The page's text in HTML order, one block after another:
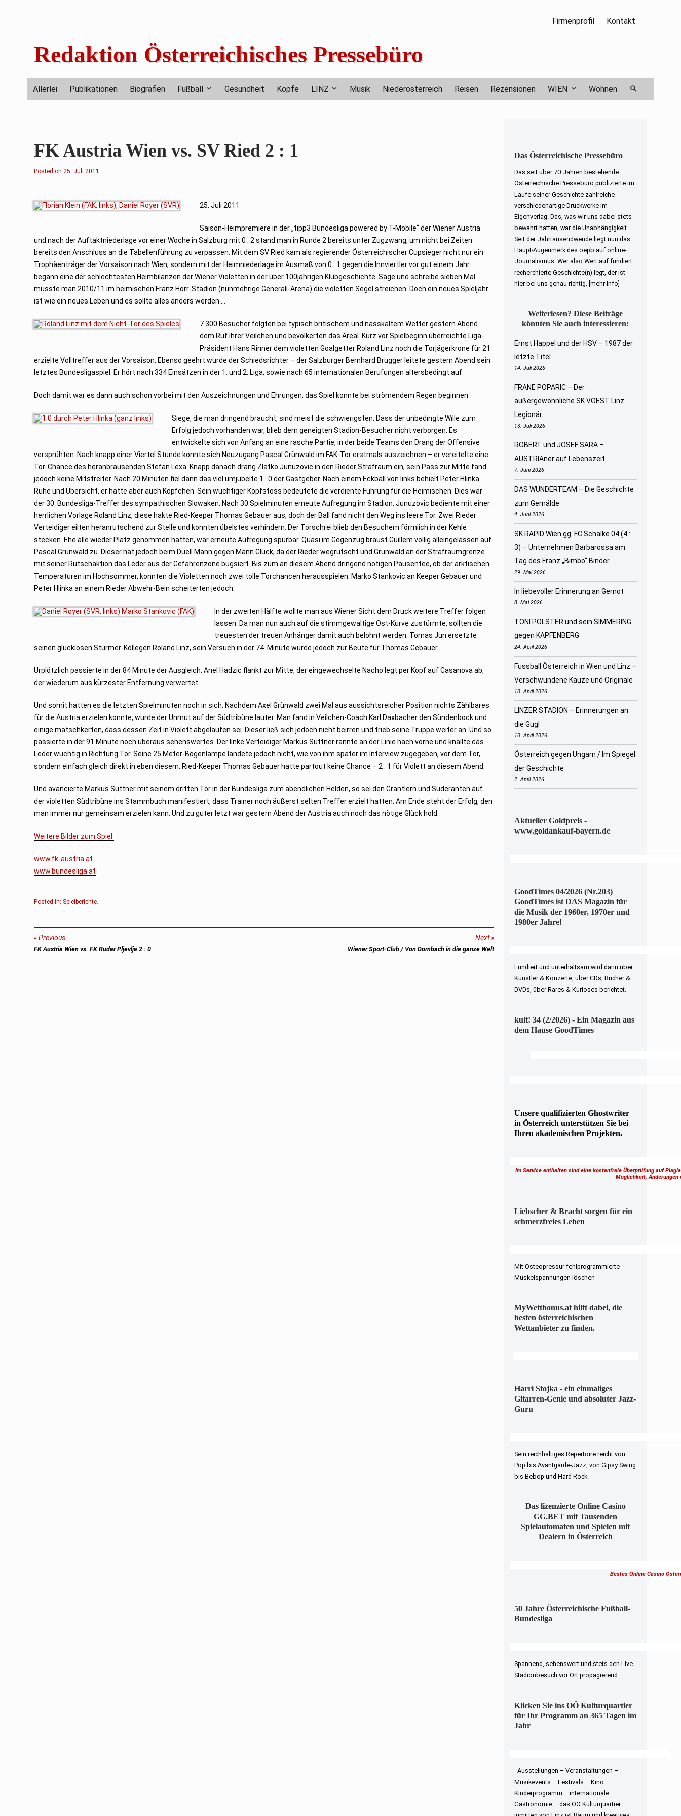
Firmenprofil Kontakt
Redaktion Österreichisches Pressebüro
Allerlei Publikationen Biografien Fußball Gesundheit Köpfe LINZ Musik Niederösterreich Reisen Rezensionen WIEN Wohnen
FK Austria Wien vs. SV Ried 2 : 1
Posted on 25. Juli 2011
25. Juli 2011
Saison-Heimpremiere in der „tipp3 Bundesliga powered by T-Mobile“ der Wiener Austria
und nach der Auftaktniederlage vor einer Woche in Salzburg mit 0 : 2 stand man in Runde 2 bereits unter Zugzwang, um nicht bei Zeiten
bereits den Anschluss an die Tabellenführung zu verpassen. Mit dem SV Ried kam als regierender Österreichischer Cupsieger nicht nur ein
Trophäenträger der Vorsaison nach Wien, sondern mit der Heimniederlage im Ausmaß von 0 : 1 gegen die Innviertler vor gut einem Jahr
begann eine der schlechtesten Heimbilanzen der Wiener Violetten in der über 100jährigen Klubgeschichte. Sage und schreibe sieben Mal
musste man 2010/11 im heimischen Franz Horr-Stadion (nunmehrige Generali-Arena) die violetten Segel streichen. Doch ein neues Spieljahr
ist wie ein neues Leben und es sollte alles anders werden …
7.300 Besucher folgten bei typisch britischem und nasskaltem Wetter gestern Abend
dem Ruf ihrer Veilchen und bevölkerten das Areal. Kurz vor Spielbeginn überreichte Liga-
Präsident Hans Rinner dem violetten Goalgetter Roland Linz noch die Torjägerkrone für 21
erzielte Volltreffer aus der Vorsaison. Ebenso geehrt wurde der Schiedsrichter – der Salzburger Bernhard Brugger leitete gestern Abend sein
letztes Bundesligaspiel. Er hört nach 334 Einsätzen in der 1. und 2. Liga, sowie nach 65 internationalen Berufungen altersbedingt auf.
Doch damit war es dann auch schon vorbei mit den Auszeichnungen und Ehrungen, das Spiel konnte bei strömendem Regen beginnen.
Siege, die man dringend braucht, sind meist die schwierigsten. Dass der unbedingte Wille zum
Erfolg jedoch vorhanden war, blieb dem geneigten Stadion-Besucher nicht verborgen. Es
entwickelte sich von Anfang an eine rasche Partie, in der beide Teams den Drang der Offensive
versprühten. Nach knapp einer Viertel Stunde konnte sich Neuzugang Pascal Grünwald im FAK-Tor erstmals auszeichnen – er vereitelte eine
Tor-Chance des heranbrausenden Stefan Lexa. Knapp danach drang Zlatko Junuzovic in den Rieder Strafraum ein, sein Pass zur Mitte fand
jedoch keine Mitstreiter. Nach 20 Minuten fiel dann das viel umjubelte 1 : 0 der Gastgeber. Nach einem Eckball von links behielt Peter Hlinka
Ruhe und Übersicht, er hatte aber auch Köpfchen. Sein wuchtiger Kopfstoss bedeutete die verdiente Führung für die Heimischen. Dies war
der 30. Bundesliga-Treffer des sympathischen Slowaken. Nach 30 Spielminuten erneute Aufregung im Stadion. Junuzovic bediente mit einer
herrlichen Vorlage Roland Linz, diese hakte Ried-Keeper Thomas Gebauer aus, doch der Ball fand nicht den Weg ins leere Tor. Zwei Rieder
Verteidiger eilten heranrutschend zur Stelle und konnten übelstes verhindern. Der Torschrei blieb den Besuchern förmlich in der Kehle
stecken. Ehe alle wieder Platz genommen hatten, war erneute Aufregung spürbar. Quasi im Gegenzug braust Guillem völlig alleingelassen auf
Pascal Grünwald zu. Dieser hat jedoch beim Duell Mann gegen Mann Glück, da der Rieder wegrutscht und Grünwald an der Strafraumgrenze
mit seiner Rutschaktion das Leder aus der Gefahrenzone bugsiert. Bis zum an diesem Abend dringend nötigen Pausentee, ob der arktischen
Temperaturen im Hochsommer, konnten die Violetten noch zwei tolle Torchancen herausspielen. Marko Stankovic an Keeper Gebauer und
Peter Hlinka an einem Rieder Abwehr-Bein scheiterten jedoch.
In der zweiten Hälfte wollte man aus Wiener Sicht dem Druck weitere Treffer folgen
lassen. Da man nun auch auf die stimmgewaltige Ost-Kurve zustürmte, sollten die
treuesten der treuen Anhänger damit auch belohnt werden. Tomas Jun ersetzte
seinen glücklosen Stürmer-Kollegen Roland Linz, sein Versuch in der 74. Minute wurde jedoch zur Beute für Thomas Gebauer.
Urplötzlich passierte in der 84 Minute der Ausgleich. Anel Hadzic flankt zur Mitte, der eingewechselte Nacho legt per Kopf auf Casanova ab,
der wiederum aus kürzester Entfernung verwertet.
Und somit hatten es die letzten Spielminuten noch in sich. Nachdem Axel Grünwald zwei Mal aus aussichtsreicher Position nichts Zählbares
für die Austria erzielen konnte, wurde der Unmut auf der Südtribüne lauter. Man fand in Veilchen-Coach Karl Daxbacher den Sündenbock und
einige matschkerten, dass dessen Zeit in Violett abgelaufen sei. Dieser ließ sich jedoch nicht beirren und trieb seine Truppe weiter an. Und so
passierte in der 91 Minute noch überaus sehenswertes. Der linke Verteidiger Markus Suttner rannte an der Linie nach vorne und knallte das
Leder wuchtig in Richtung Tor. Seine 25 Meter-Bogenlampe landete jedoch nicht, wie von ihm später im Interview zugegeben, vor dem Tor,
sondern einfach gleich direkt in eben diesem. Ried-Keeper Thomas Gebauer hatte partout keine Chance – 2 : 1 für Violett an diesem Abend.
Und avancierte Markus Suttner mit seinem dritten Tor in der Bundesliga zum abendlichen Helden, so sei den Grantlern und Suderanten auf
der violetten Südtribüne ins Stammbuch manifestiert, dass Trainer noch äußerst selten Treffer erzielt hatten. Am Ende steht der Erfolg, den
man immer nur gemeinsam erzielen kann. Und zu guter letzt war gestern Abend der Austria auch noch das nötige Glück hold.
Weitere Bilder zum Spiel:
www.fk-austria.at
www.bundesliga.at
Posted in: Spielberichte
Beitragsnavigation
Previous
Previous
FK Austria Wien vs. FK Rudar Pljevlja 2 : 0
Next
Next
Wiener Sport-Club / Von Dornbach in die ganze Welt
Das Österreichische Pressebüro
Das seit über 70 Jahren bestehende
Österreichische Pressebüro publizierte im
Laufe seiner Geschichte zahlreiche
verschiedenartige Druckwerke im
Eigenverlag. Das, was wir uns dabei stets
bewahrt hatten, war die Unabhängigkeit.
Seit der Jahrtausendwende liegt nun das
Haupt-Augenmerk des oepb auf online-
Journalismus. Wer also Wert auf fundiert
recherchierte Geschichte(n) legt, der ist
hier bei uns genau richtig. [mehr Info]
Weiterlesen? Diese Beiträge
könnten Sie auch interessieren:
Ernst Happel und der HSV – 1987 der
letzte Titel
14. Juli 2026
FRANE POPARIC – Der
außergewöhnliche SK VÖEST Linz
Legionär
13. Juli 2026
ROBERT und JOSEF SARA –
AUSTRIAner auf Lebenszeit
7. Juni 2026
DAS WUNDERTEAM – Die Geschichte
zum Gemälde
4. Juni 2026
SK RAPID Wien gg. FC Schalke 04 (4 :
3) – Unternehmen Barbarossa am
Tag des Franz „Bimbo“ Binder
29. Mai 2026
In liebevoller Erinnerung an Gernot
8. Mai 2026
TONI POLSTER und sein SIMMERING
gegen KAPFENBERG
24. April 2026
Fussball Österreich in Wien und Linz –
Verschwundene Käuze und Originale
10. April 2026
LINZER STADION – Erinnerungen an
die Gugl
10. April 2026
Österreich gegen Ungarn / Im Spiegel
der Geschichte
2. April 2026
Aktueller Goldpreis -
www.goldankauf-bayern.de
GoodTimes 04/2026 (Nr.203)
GoodTimes ist DAS Magazin für
die Musik der 1960er, 1970er und
1980er Jahre!
Fundiert und unterhaltsam wird darin über
Künstler & Konzerte, über CDs, Bücher &
DVDs, über Rares & Kurioses berichtet.
kult! 34 (2/2026) - Ein Magazin aus
dem Hause GoodTimes
Unsere qualifizierten Ghostwriter
in Österreich unterstützen Sie bei
Ihren akademischen Projekten.
Im Service enthalten sind eine kostenfreie Überprüfung auf
Möglichkeit,
Liebscher & Bracht sorgen für ein
schmerzfreies Leben
Mit Osteopressur fehlprogrammierte
Muskelspannungen löschen
MyWettbonus.at hilft dabei, die
besten österreichischen
Wettanbieter zu finden.
Harri Stojka - ein einmaliges
Gitarren-Genie und absoluter Jazz-
Guru
Sein reichhaltiges Repertoire reicht von
Pop bis Avantgarde-Jazz, von Gipsy Swing
bis Bebop und Hard Rock.
Das lizenzierte Online Casino
GG.BET mit Tausenden
Spielautomaten und Spielen mit
Dealern in Österreich
Bestes Online Casino
50 Jahre Österreichische Fußball-
Bundesliga
Spannend, sehenswert und stets den Live-
Stadionbesuch vor Ort propagierend
Klicken Sie ins OÖ Kulturquartier
für Ihr Programm an 365 Tagen im
Jahr
Ausstellungen – Veranstaltungen –
Musikevents – Festivals – Kino –
Kinderprogramm – internationale
Gastronomie – das OÖ Kulturquartier